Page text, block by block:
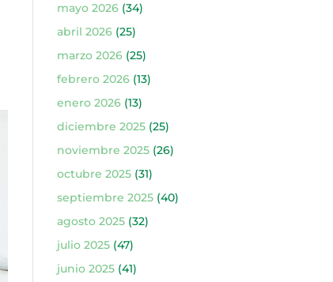
mayo 2026(34)
abril 2026(25)
marzo 2026(25)
febrero 2026(13)
enero 2026(13)
diciembre 2025(25)
noviembre 2025(26)
octubre 2025(31)
septiembre 2025(40)
agosto 2025(32)
julio 2025(47)
junio 2025(41)